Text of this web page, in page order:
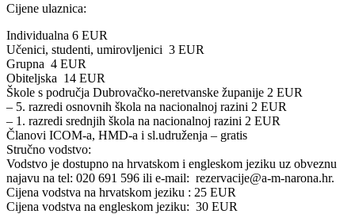
Cijene ulaznica:
Individualna 6 EUR
Učenici, studenti, umirovljenici 3 EUR
Grupna 4 EUR
Obiteljska 14 EUR
Škole s područja Dubrovačko-neretvanske županije 2 EUR
– 5. razredi osnovnih škola na nacionalnoj razini 2 EUR
– 1. razredi srednjih škola na nacionalnoj razini 2 EUR
Članovi ICOM-a, HMD-a i sl.udruženja – gratis
Stručno vodstvo:
Vodstvo je dostupno na hrvatskom i engleskom jeziku uz obveznu
najavu na tel: 020 691 596 ili e-mail: rezervacije@a-m-narona.hr.
Cijena vodstva na hrvatskom jeziku : 25 EUR
Cijena vodstva na engleskom jeziku: 30 EUR